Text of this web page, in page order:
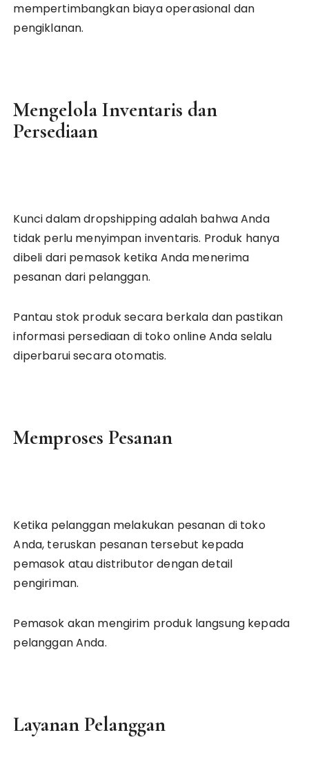
mempertimbangkan biaya operasional dan
pengiklanan.
Mengelola Inventaris dan
Persediaan
Kunci dalam dropshipping adalah bahwa Anda
tidak perlu menyimpan inventaris. Produk hanya
dibeli dari pemasok ketika Anda menerima
pesanan dari pelanggan.
Pantau stok produk secara berkala dan pastikan
informasi persediaan di toko online Anda selalu
diperbarui secara otomatis.
Memproses Pesanan
Ketika pelanggan melakukan pesanan di toko
Anda, teruskan pesanan tersebut kepada
pemasok atau distributor dengan detail
pengiriman.
Pemasok akan mengirim produk langsung kepada
pelanggan Anda.
Layanan Pelanggan